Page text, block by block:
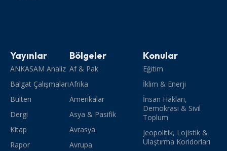
Yayınlar
ANKASAM Analiz
Balgat Çalışmaları
Bülten
Dergi
Kitap
Rapor
Bölgeler
Af & Pak
Afrika
Amerikalar
Asya & Pasifik
Avrasya
Avrupa
Konular
Eğitim
İklim & Enerji
İnsan Hakları,
Demokrasi & Sivil
Toplum
Jeopolitik, Lojistik &
Ulaştırma Koridorları